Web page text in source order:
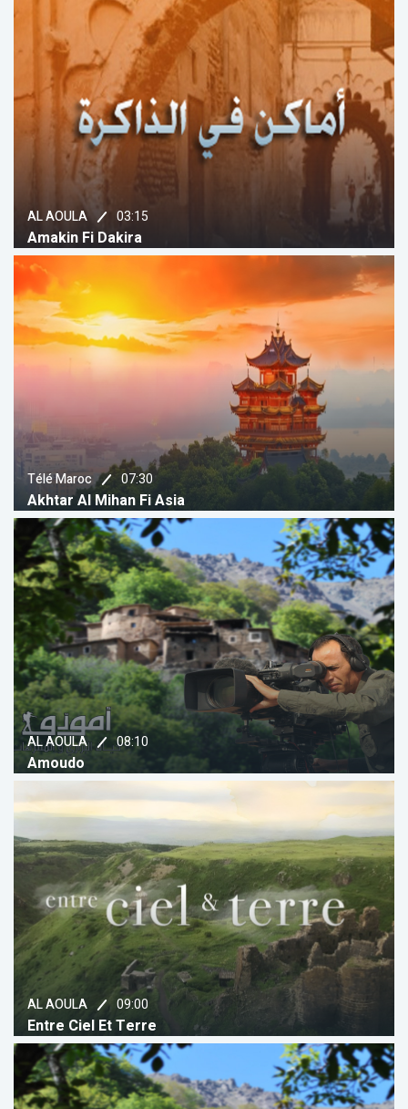
AL AOULA 03:15
Amakin Fi Dakira
Télé Maroc 07:30
Akhtar Al Mihan Fi Asia
AL AOULA 08:10
Amoudo
AL AOULA 09:00
Entre Ciel Et Terre